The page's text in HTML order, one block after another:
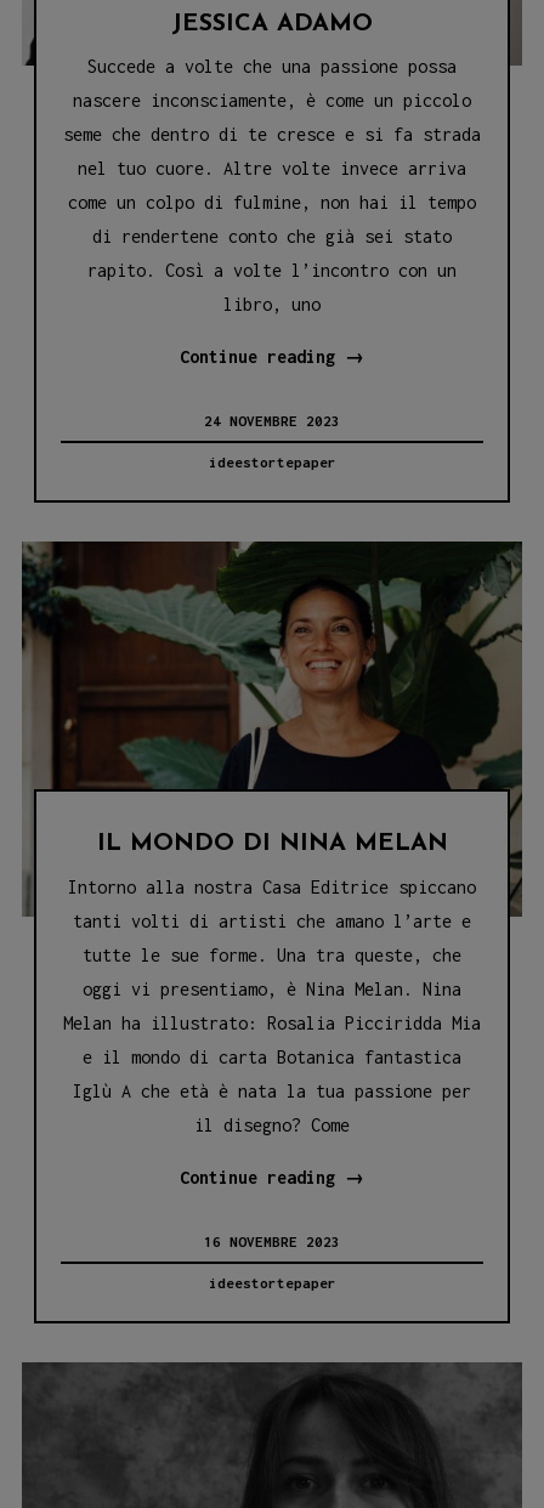
JESSICA ADAMO
Succede a volte che una passione possa
nascere inconsciamente, è come un piccolo
seme che dentro di te cresce e si fa strada
nel tuo cuore. Altre volte invece arriva
come un colpo di fulmine, non hai il tempo
di rendertene conto che già sei stato
rapito. Così a volte l’incontro con un
libro, uno
Continue reading LA
JESSICA
ADAMO
→
24 NOVEMBRE 2023
ideestortepaper
IL MONDO DI NINA MELAN
Intorno alla nostra Casa Editrice spiccano
tanti volti di artisti che amano l’arte e
tutte le sue forme. Una tra queste, che
oggi vi presentiamo, è Nina Melan. Nina
Melan ha illustrato: Rosalia Picciridda Mia
e il mondo di carta Botanica fantastica
Iglù A che età è nata la tua passione per
il disegno? Come
Continue reading IL
→
16 NOVEMBRE 2023
ideestortepaper